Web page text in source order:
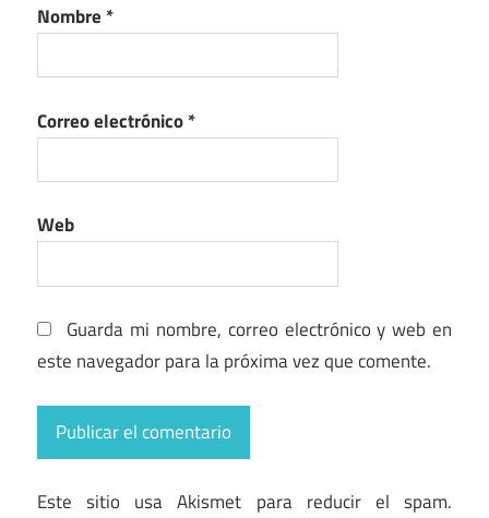
Nombre *
Correo electrónico*
Web
Guarda mi nombre, correo electrónico y web en
este navegador para la próxima vez que comente.
Este sitio usa Akismet para reducir el spam.